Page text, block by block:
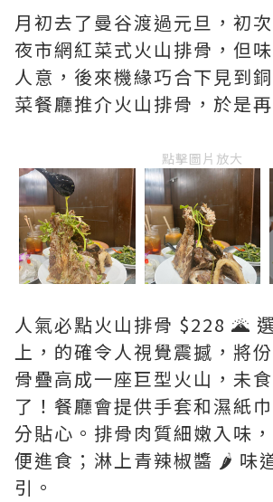
月初去了曼谷渡過元旦，初
夜市網紅菜式火山排骨，但
人意，後來機緣巧合下見到
菜餐廳推介火山排骨，於是
點擊圖片放大
人氣必點火山排骨 $228 🌋
上，的確令人視覺震撼，將
骨疊高成一座巨型火山，未
了！餐廳會提供手套和濕紙
分貼心。排骨肉質細嫩入味
便進食；淋上青辣椒醬 🌶️ 味
引。